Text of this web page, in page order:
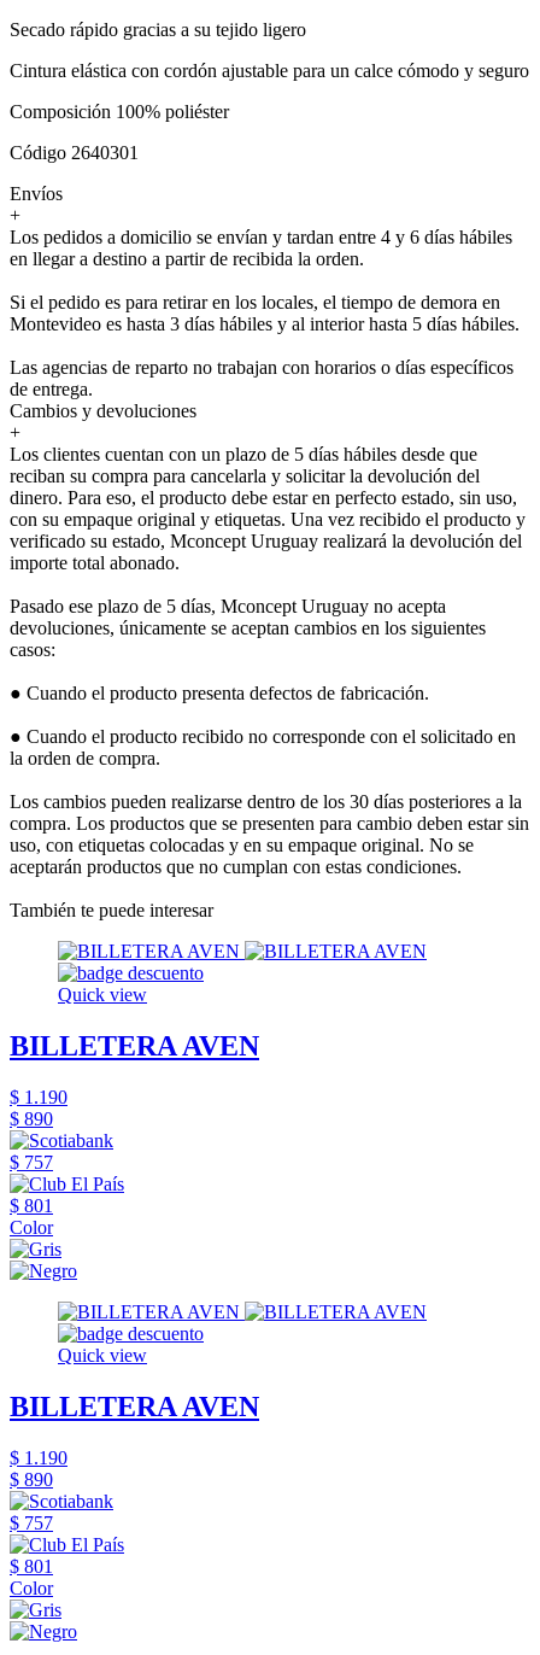
Secado rápido gracias a su tejido ligero
Cintura elástica con cordón ajustable para un calce cómodo y seguro
Composición 100% poliéster
Código 2640301
Envíos
+
Los pedidos a domicilio se envían y tardan entre 4 y 6 días hábiles
en llegar a destino a partir de recibida la orden.
Si el pedido es para retirar en los locales, el tiempo de demora en
Montevideo es hasta 3 días hábiles y al interior hasta 5 días hábiles.
Las agencias de reparto no trabajan con horarios o días específicos
de entrega.
Cambios y devoluciones
+
Los clientes cuentan con un plazo de 5 días hábiles desde que
reciban su compra para cancelarla y solicitar la devolución del
dinero. Para eso, el producto debe estar en perfecto estado, sin uso,
con su empaque original y etiquetas. Una vez recibido el producto y
verificado su estado, Mconcept Uruguay realizará la devolución del
importe total abonado.
Pasado ese plazo de 5 días, Mconcept Uruguay no acepta
devoluciones, únicamente se aceptan cambios en los siguientes
casos:
● Cuando el producto presenta defectos de fabricación.
● Cuando el producto recibido no corresponde con el solicitado en
la orden de compra.
Los cambios pueden realizarse dentro de los 30 días posteriores a la
compra. Los productos que se presenten para cambio deben estar sin
uso, con etiquetas colocadas y en su empaque original. No se
aceptarán productos que no cumplan con estas condiciones.
También te puede interesar
Quick view
BILLETERA AVEN
$ 1.190
$ 890
$ 757
$ 801
Color
Quick view
BILLETERA AVEN
$ 1.190
$ 890
$ 757
$ 801
Color